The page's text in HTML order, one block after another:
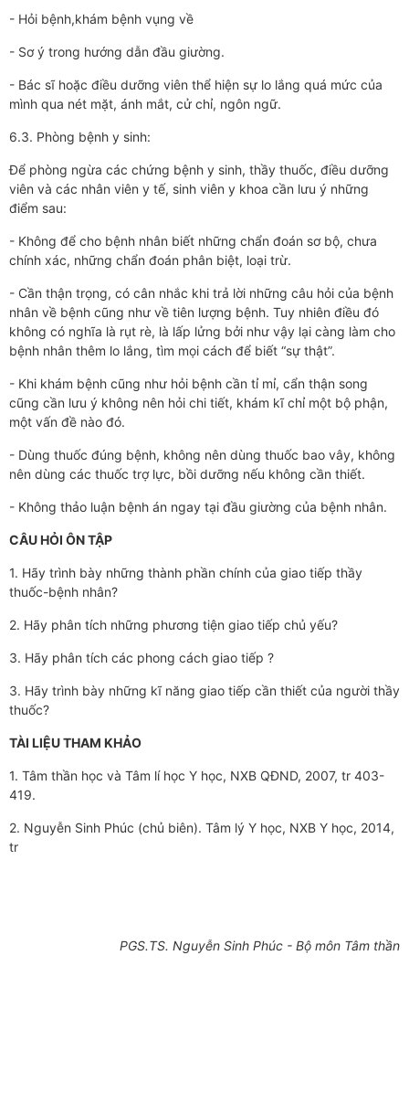
- Hỏi bệnh,khám bệnh vụng về
- Sơ ý trong hướng dẫn đầu giường.
- Bác sĩ hoặc điều dưỡng viên thể hiện sự lo lắng quá mức của
mình qua nét mặt, ánh mắt, cử chỉ, ngôn ngữ.
6.3. Phòng bệnh y sinh:
Để phòng ngừa các chứng bệnh y sinh, thầy thuốc, điều dưỡng
viên và các nhân viên y tế, sinh viên y khoa cần lưu ý những
điểm sau:
- Không để cho bệnh nhân biết những chẩn đoán sơ bộ, chưa
chính xác, những chẩn đoán phân biệt, loại trừ.
- Cần thận trọng, có cân nhắc khi trả lời những câu hỏi của bệnh
nhân về bệnh cũng như về tiên lượng bệnh. Tuy nhiên điều đó
không có nghĩa là rụt rè, là lấp lửng bởi như vậy lại càng làm cho
bệnh nhân thêm lo lắng, tìm mọi cách để biết “sự thật”.
- Khi khám bệnh cũng như hỏi bệnh cần tỉ mỉ, cẩn thận song
cũng cần lưu ý không nên hỏi chi tiết, khám kĩ chỉ một bộ phận,
một vấn đề nào đó.
- Dùng thuốc đúng bệnh, không nên dùng thuốc bao vây, không
nên dùng các thuốc trợ lực, bồi dưỡng nếu không cần thiết.
- Không thảo luận bệnh án ngay tại đầu giường của bệnh nhân.
CÂU HỎI ÔN TẬP
1. Hãy trình bày những thành phần chính của giao tiếp thầy
thuốc-bệnh nhân?
2. Hãy phân tích những phương tiện giao tiếp chủ yếu?
3. Hãy phân tích các phong cách giao tiếp ?
3. Hãy trình bày những kĩ năng giao tiếp cần thiết của người thầy
thuốc?
TÀI LIỆU THAM KHẢO
1. Tâm thần học và Tâm lí học Y học, NXB QĐND, 2007, tr 403-
419.
2. Nguyễn Sinh Phúc (chủ biên). Tâm lý Y học, NXB Y học, 2014,
tr
PGS.TS. Nguyễn Sinh Phúc - Bộ môn Tâm thần